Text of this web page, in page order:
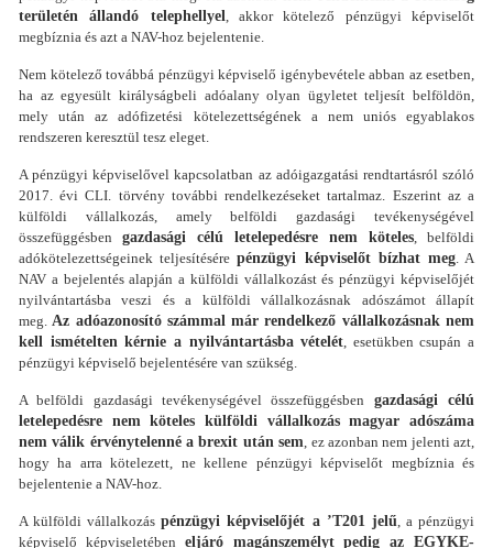
területén állandó telephellyel, akkor kötelező pénzügyi képviselőt
megbíznia és azt a NAV-hoz bejelentenie.
Nem kötelező továbbá pénzügyi képviselő igénybevétele abban az esetben,
ha az egyesült királyságbeli adóalany olyan ügyletet teljesít belföldön,
mely után az adófizetési kötelezettségének a nem uniós egyablakos
rendszeren keresztül tesz eleget.
A pénzügyi képviselővel kapcsolatban az adóigazgatási rendtartásról szóló
2017. évi CLI. törvény további rendelkezéseket tartalmaz. Eszerint az a
külföldi vállalkozás, amely belföldi gazdasági tevékenységével
összefüggésben gazdasági célú letelepedésre nem köteles, belföldi
adókötelezettségeinek teljesítésérepénzügyi képviselőt bízhat meg. A
NAV a bejelentés alapján a külföldi vállalkozást és pénzügyi képviselőjét
nyilvántartásba veszi és a külföldi vállalkozásnak adószámot állapít
meg.Az adóazonosító számmal már rendelkező vállalkozásnak nem
kell ismételten kérnie a nyilvántartásba vételét, esetükben csupán a
pénzügyi képviselő bejelentésére van szükség.
A belföldi gazdasági tevékenységével összefüggésben gazdasági célú
letelepedésre nem köteles külföldi vállalkozás magyar adószáma
nem válik érvénytelenné a brexit után sem, ez azonban nem jelenti azt,
hogy ha arra kötelezett, ne kellene pénzügyi képviselőt megbíznia és
bejelentenie a NAV-hoz.
A külföldi vállalkozáspénzügyi képviselőjét a ’T201 jelű, a pénzügyi
képviselő képviseletében eljáró magánszemélyt pedig az EGYKE-